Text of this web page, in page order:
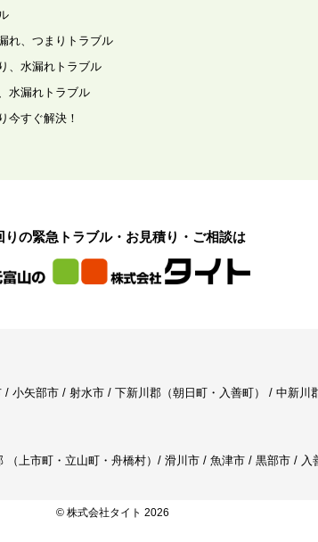
れ、つまりトラブル
、水漏れトラブル
水漏れトラブル
今すぐ解決！
りの緊急トラブル・お見積り・ご相談は
矢部市 / 射水市 / 下新川郡（朝日町・入善町） / 中新川
上市町・立山町・舟橋村）/ 滑川市 / 魚津市 / 黒部市 / 入
© 株式会社タイト 2026